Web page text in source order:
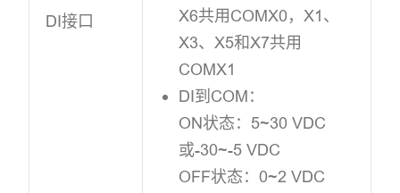
DI接口
X6共用COMX0，X1、
X3、X5和X7共用
COMX1
DI到COM：
ON状态：5~30 VDC
或-30~-5 VDC
OFF状态：0~2 VDC